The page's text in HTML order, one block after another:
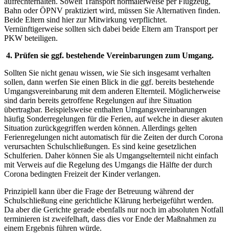
Bahn oder ÖPNV praktiziert wird, müssen Sie Alternativen finden.
Beide Eltern sind hier zur Mitwirkung verpflichtet.
Vernünftigerweise sollten sich dabei beide Eltern am Transport per
PKW beteiligen.
4. Prüfen sie ggf. bestehende Vereinbarungen zum Umgang.
Sollten Sie nicht genau wissen, wie Sie sich insgesamt verhalten
sollen, dann werfen Sie einen Blick in die ggf. bereits bestehende
Umgangsvereinbarung mit dem anderen Elternteil. Möglicherweise
sind darin bereits getroffene Regelungen auf ihre Situation
übertragbar. Beispielsweise enthalten Umgangsvereinbarungen
häufig Sonderregelungen für die Ferien, auf welche in dieser akuten
Situation zurückgegriffen werden können. Allerdings gelten
Ferienregelungen nicht automatisch für die Zeiten der durch Corona
verursachten Schulschließungen. Es sind keine gesetzlichen
Schulferien. Daher können Sie als Umgangselternteil nicht einfach
mit Verweis auf die Regelung des Umgangs die Hälfte der durch
Corona bedingten Freizeit der Kinder verlangen.
Prinzipiell kann über die Frage der Betreuung während der
Schulschließung eine gerichtliche Klärung herbeigeführt werden.
Da aber die Gerichte gerade ebenfalls nur noch im absoluten Notfall
terminieren ist zweifelhaft, dass dies vor Ende der Maßnahmen zu
einem Ergebnis führen würde.